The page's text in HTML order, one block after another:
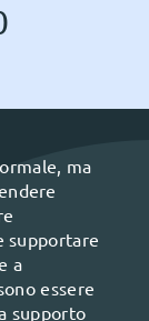
ma
supportare
a
essere
supporto